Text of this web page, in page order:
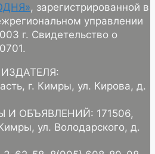
, зарегистрированной в
управлении
г. Свидетельство о
г. Кимры, ул. Кирова, д.
И ОБЪЯВЛЕНИЙ: 171506,
ул. Володарского, д.